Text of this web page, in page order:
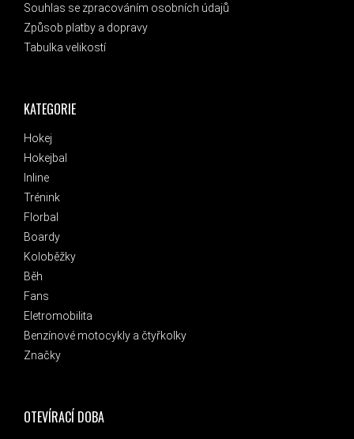
KATEGORIE
Hokej
Hokejbal
Inline
Trénink
Florbal
Boardy
Koloběžky
Běh
Fans
Eletromobilita
Benzínové motocykly a čtyřkolky
Značky
Souhlas se zpracováním osobních údajů
Způsob platby a dopravy
Tabulka velikostí
OTEVÍRACÍ DOBA